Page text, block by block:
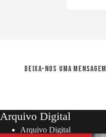
Deixa-nos uma mensagem
Arquivo Digital
Arquivo Digital